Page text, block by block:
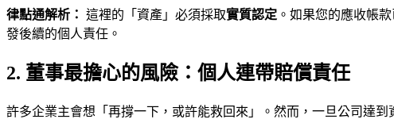
律點通解析： 這裡的「資產」必須採取實質認定 。如果您的應收帳
發後續的個人責任。
2. 董事最擔心的風險：個人連帶賠償責任
許多企業主會想「再撐一下，或許能救回來」。然而，一旦公司達